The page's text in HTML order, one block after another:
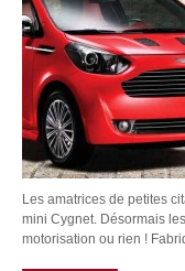
Les amatrices de petites
mini Cygnet. Désormais
motorisation ou rien !